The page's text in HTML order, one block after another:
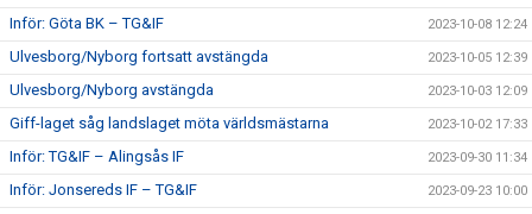
Inför: Göta BK – TG&IF 2023-10-08 12:24
Ulvesborg/Nyborg fortsatt avstängda 2023-10-05 12:39
Ulvesborg/Nyborg avstängda 2023-10-03 12:09
Giff-laget såg landslaget möta världsmästarna 2023-10-02 17:33
Inför: TG&IF – Alingsås IF 2023-09-30 11:34
Inför: Jonsereds IF – TG&IF 2023-09-23 10:00